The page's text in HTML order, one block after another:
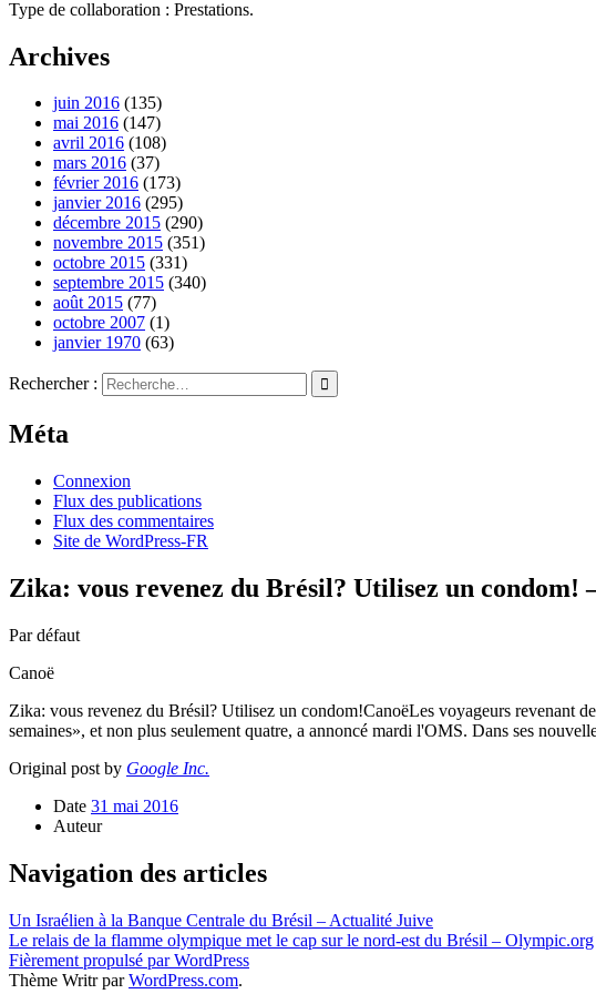
Type de collaboration : Prestations.
Archives
juin 2016 (135)
mai 2016 (147)
avril 2016 (108)
mars 2016 (37)
février 2016 (173)
janvier 2016 (295)
décembre 2015 (290)
novembre 2015 (351)
octobre 2015 (331)
septembre 2015 (340)
août 2015 (77)
octobre 2007 (1)
janvier 1970 (63)
Rechercher :
Méta
Connexion
Flux des publications
Flux des commentaires
Site de WordPress-FR
Zika: vous revenez du Brésil? Utilisez un condom!
Par défaut
Canoë
Zika: vous revenez du Brésil? Utilisez un condom!CanoëLes voyageurs revenant
semaines», et non plus seulement quatre, a annoncé mardi l'OMS. Dans ses
Original post by Google Inc.
Date 31 mai 2016
Auteur
Navigation des articles
Un Israélien à la Banque Centrale du Brésil – Actualité Juive
Le relais de la flamme olympique met le cap sur le nord-est du Brésil – Olympic.org
Fièrement propulsé par WordPress
Thème Writr parWordPress.com.